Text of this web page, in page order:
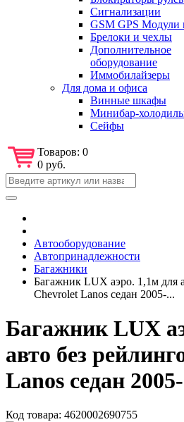
Сигнализации
GSM GPS Модули
Брелоки и чехлы
Дополнительное
оборудование
Иммобилайзеры
Для дома и офиса
Винные шкафы
Минибар-
Сейфы
Товаров: 0
0 руб.
Автооборудование
Автопринадлежности
Багажники
Багажник LUX аэро. 1,1м для
Chevrolet Lanos седан 2005-...
Багажник LUX
авто без
Lanos седан
Код товара: 4620002690755